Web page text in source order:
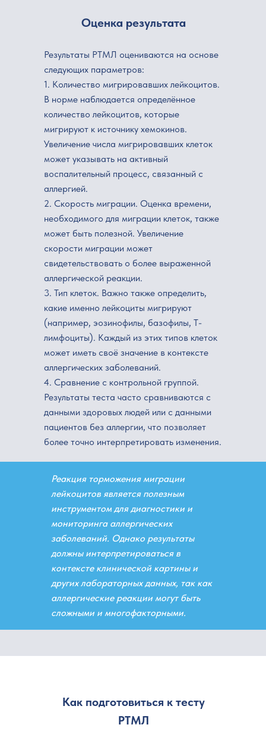
Оценка результата
Результаты РТМЛ оцениваются на основе
следующих параметров:
1. Количество мигрировавших лейкоцитов.
В норме наблюдается определённое
количество лейкоцитов, которые
мигрируют к источнику хемокинов.
Увеличение числа мигрировавших клеток
может указывать на активный
воспалительный процесс, связанный с
аллергией.
2. Скорость миграции. Оценка времени,
необходимого для миграции клеток, также
может быть полезной. Увеличение
скорости миграции может
свидетельствовать о более выраженной
аллергической реакции.
3. Тип клеток. Важно также определить,
какие именно лейкоциты мигрируют
(например, эозинофилы, базофилы, Т-
лимфоциты). Каждый из этих типов клеток
может иметь своё значение в контексте
аллергических заболеваний.
4. Сравнение с контрольной группой.
Результаты теста часто сравниваются с
данными здоровых людей или с данными
пациентов без аллергии, что позволяет
более точно интерпретировать изменения.
Реакция торможения миграции
лейкоцитов является полезным
инструментом для диагностики и
мониторинга аллергических
заболеваний. Однако результаты
должны интерпретироваться в
контексте клинической картины и
других лабораторных данных, так как
аллергические реакции могут быть
сложными и многофакторными.
Как подготовиться к тесту
РТМЛ
Для пациентов: Услуги:
Сдать анализы
Программа
Капельницы
Новости и акции
Юридическая
информация
Политика конфиденциальности
Публичная оферта
О порядке возврата денежных средств
Договор-оферта на оказание платных
медицинских услуг
Данные об образовании медицинского персонала
+7 (812) 566-57-56
+7 (981) 231-01-01
ул. Оптиков, д. 45, к.1
Второе мнение
Личный кабинет
Клиника «MD» (ранее «CMD»)